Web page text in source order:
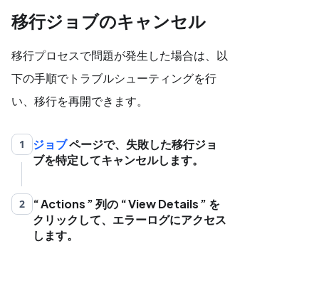
移行ジョブのキャンセル
移行プロセスで問題が発生した場合は、以
下の手順でトラブルシューティングを行
い、移行を再開できます。
1 ジョブページで、失敗した移行ジョ
ブを特定してキャンセルします。
2 Actions 列の View Details
を
クリックして、エラーログにアクセス
します。